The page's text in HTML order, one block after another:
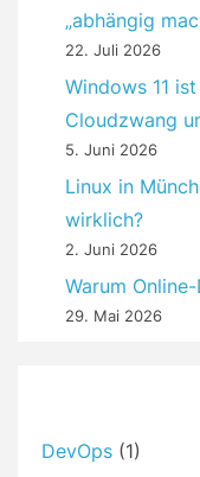
„abhängig
22. Juli 2026
Windows 11
Cloudzwang
5. Juni 2026
Linux in
wirklich?
2. Juni 2026
Warum
29. Mai 2026
DevOps (1)